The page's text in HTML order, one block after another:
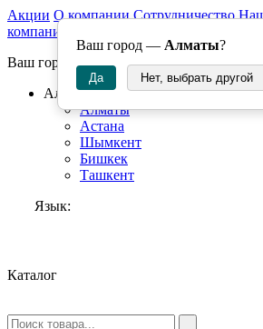
Ваш город — Алматы?
Да Нет, выбрать другой
Акции О компании Сотрудничество
компании
Ваш город:
Алматы
Алматы
Астана
Шымкент
Бишкек
Ташкент
Язык:
Каталог